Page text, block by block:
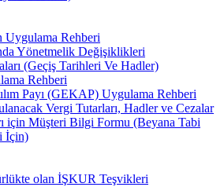
Uygulama Rehberi
Yönetmelik Değişiklikleri
(Geçiş Tarihleri Ve Hadler)
Rehberi
Payı (GEKAP) Uygulama Rehberi
Vergi Tutarları, Hadler ve Cezalar
için Müşteri Bilgi Formu (Beyana Tabi
İçin)
olan İŞKUR Teşvikleri